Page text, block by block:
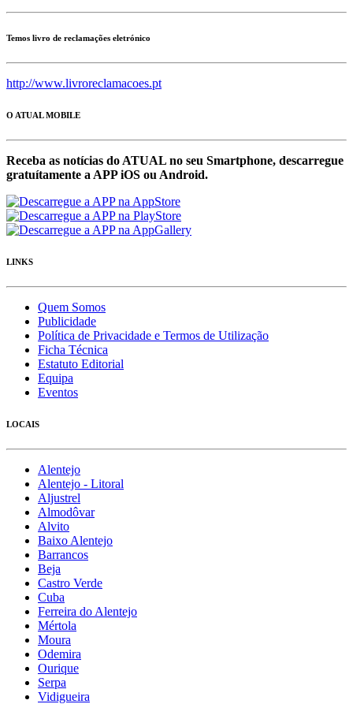
Temos livro de reclamações eletrónico
http://www.livroreclamacoes.pt
O ATUAL MOBILE
Receba as notícias do ATUAL no seu Smartphone, descarregue
gratuítamente a APP iOS ou Android.
LINKS
Quem Somos
Publicidade
Política de Privacidade e Termos de Utilização
Ficha Técnica
Estatuto Editorial
Equipa
Eventos
LOCAIS
Alentejo
Alentejo - Litoral
Aljustrel
Almodôvar
Alvito
Baixo Alentejo
Barrancos
Beja
Castro Verde
Cuba
Ferreira do Alentejo
Mértola
Moura
Odemira
Ourique
Serpa
Vidigueira